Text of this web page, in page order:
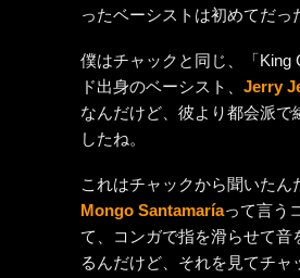
ったベーシストは初めてだっ
僕はチャックと同じ、「King
ド出身のベーシスト、 Jerry
なんだけど、彼より都会派で
したね。
これはチャックから聞いたん
Mongo Santamaríaって言う
て、コンガで指を滑らせて音
るんだけど、それを見てチャ